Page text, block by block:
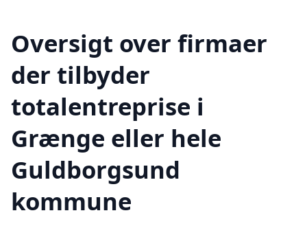
Oversigt over firmaer
der tilbyder
totalentreprise i
Grænge eller hele
Guldborgsund
kommune